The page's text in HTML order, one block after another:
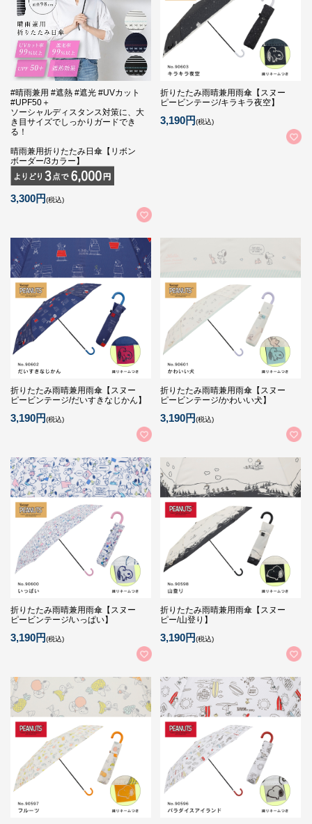
#晴雨兼用 #遮熱 #遮光 #UVカット
#UPF50＋
ソーシャルディスタンス対策に、大
き目サイズでしっかりガードでき
る！
晴雨兼用折りたたみ日傘【リボン
ボーダー/3カラー】
3,300円(税込)
折りたたみ雨晴兼用雨傘【スヌー
ピービンテージ/キラキラ夜空】
3,190円(税込)
折りたたみ雨晴兼用雨傘【スヌー
ピービンテージ/だいすきなじかん】
3,190円(税込)
折りたたみ雨晴兼用雨傘【スヌー
ピービンテージ/かわいい犬】
3,190円(税込)
折りたたみ雨晴兼用雨傘【スヌー
ピービンテージ/いっぱい】
3,190円(税込)
折りたたみ雨晴兼用雨傘【スヌー
ピー/山登り】
3,190円(税込)